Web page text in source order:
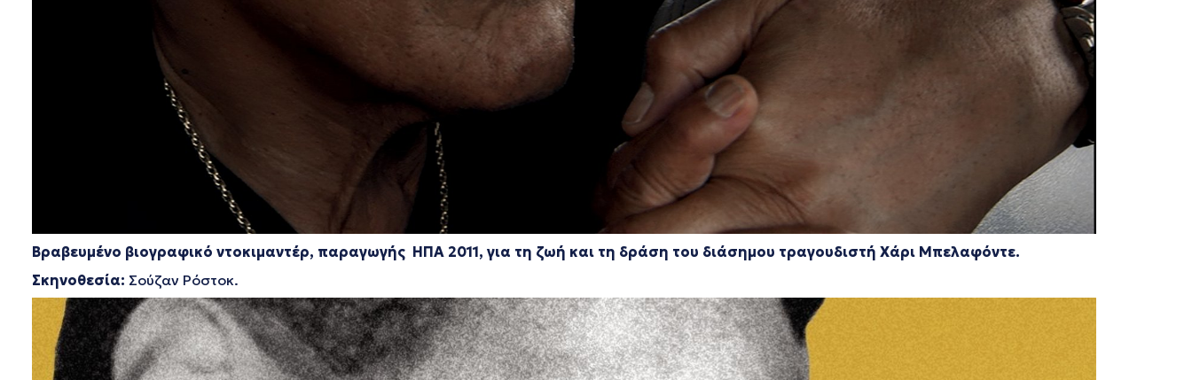
Βραβευμένο βιογραφικό ντοκιμαντέρ, παραγωγής ΗΠΑ 2011, για τη ζωή και τη δράση του διάσημου τραγουδιστή Χάρι Μπελαφόντε.
Σκηνοθεσία: Σούζαν Ρόστοκ.